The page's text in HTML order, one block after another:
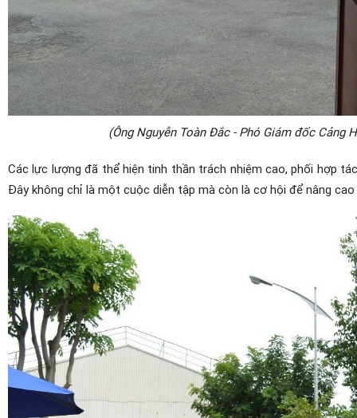
(Ông Nguyễn Toàn Đắc - Phó Giám đốc Cảng
Các lực lượng đã thể hiện tinh thần trách nhiệm cao, phối hợp
Đây không chỉ là một cuộc diễn tập mà còn là cơ hội để nâng